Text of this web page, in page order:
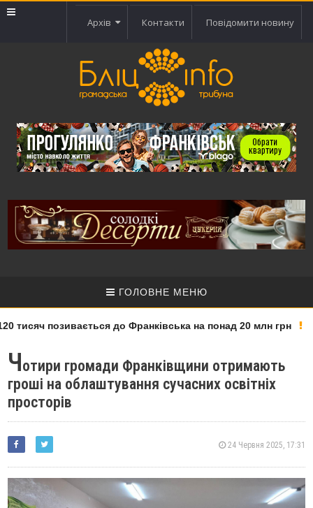
Архів Контакти Повідомити новину
ГОЛОВНЕ МЕНЮ
тисяч позивається до Франківська на понад 20 млн грн
Чотири громади Франківщини отримають
гроші на облаштування сучасних освітніх
просторів
24 Червня 2025, 17:31